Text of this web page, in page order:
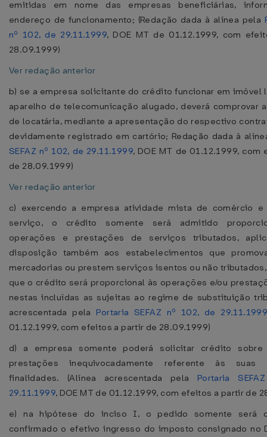
emitidas em nome das empresas beneficiárias,
endereço de funcionamento; (Redação dada à alínea pela
nº 102, de 29.11.1999, DOE MT de 01.12.1999, com
28.09.1999)
Ver redação anterior
b) se a empresa solicitante do crédito funcionar em imóvel
aparelho de telecomunicação alugado, deverá comprovar
de locatária, mediante a apresentação do respectivo
devidamente registrado em cartório; Redação dada à
SEFAZ nº 102, de 29.11.1999, DOE MT de 01.12.1999,
de 28.09.1999)
Ver redação anterior
c) exercendo a empresa atividade mista de comércio
serviço, o crédito somente será admitido
operações e prestações de serviços tributados,
disposição também aos estabelecimentos que
mercadorias ou prestem serviços isentos ou não
que o crédito será proporcional às operações e/ou
nestas incluídas as sujeitas ao regime de substituição
acrescentada pela Portaria SEFAZ nº 102, de 29.11.1999
01.12.1999, com efeitos a partir de 28.09.1999)
d) a empresa somente poderá solicitar crédito
prestações inequivocadamente referente às suas
finalidades. (Alínea acrescentada pela Portaria
29.11.1999, DOE MT de 01.12.1999, com efeitos a partir de
e) na hipótese do inciso I, o pedido somente será
confirmado o efetivo ingresso do imposto consignado no